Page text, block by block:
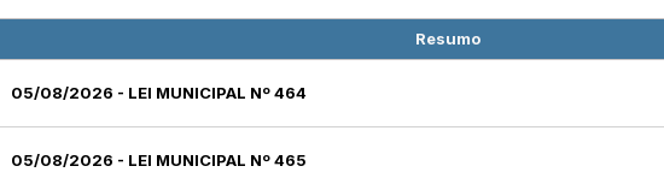
Resumo
05/08/2026 - LEI MUNICIPAL Nº 464
05/08/2026 - LEI MUNICIPAL Nº 465